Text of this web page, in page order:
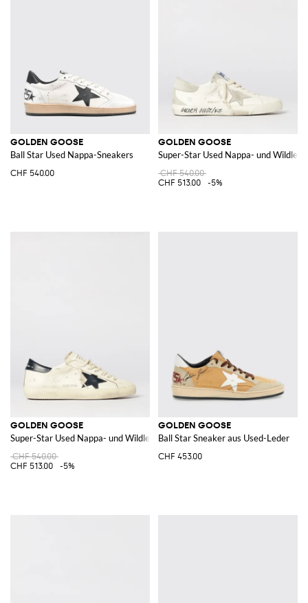
GOLDEN GOOSE
Ball Star Used Nappa-Sneakers
CHF 540.00
GOLDEN GOOSE
Super-Star Used Nappa- und
CHF 540.00
CHF 513.00
-5%
GOLDEN GOOSE
Super-Star Used Nappa- und Wildleder-Sneakers
CHF 540.00
CHF 513.00
-5%
GOLDEN GOOSE
Ball Star Sneaker aus Used-Leder
CHF 453.00